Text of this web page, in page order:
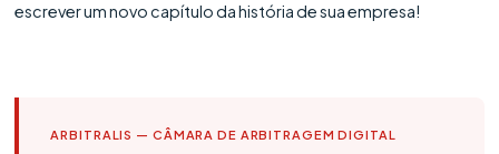
escrever um novo capítulo da história de sua empresa!
ARBITRALIS — CÂMARA DE ARBITRAGEM DIGITAL